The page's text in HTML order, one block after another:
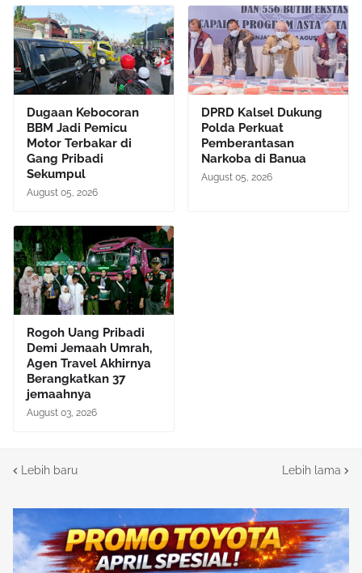
Dugaan Kebocoran
BBM Jadi Pemicu
Motor Terbakar di
Gang Pribadi
Sekumpul
August 05, 2026
DPRD Kalsel Dukung
Polda Perkuat
Pemberantasan
Narkoba di Banua
August 05, 2026
Rogoh Uang Pribadi
Demi Jemaah Umrah,
Agen Travel Akhirnya
Berangkatkan 37
jemaahnya
August 03, 2026
Lebih baru Lebih lama